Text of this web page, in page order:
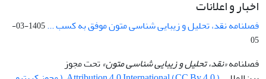
اخبار و اعلانات
فصلنامه نقد، تحلیل و زیبایی شناسی متون موفق به کسب ...
1405-03-
05
فصلنامه«نقد، تحلیل و زیبایی شناسی متون»تحت مجوز